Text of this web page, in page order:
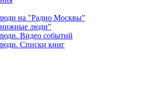
на "Радио Москвы"
люди"
Видео событий
Списки книг